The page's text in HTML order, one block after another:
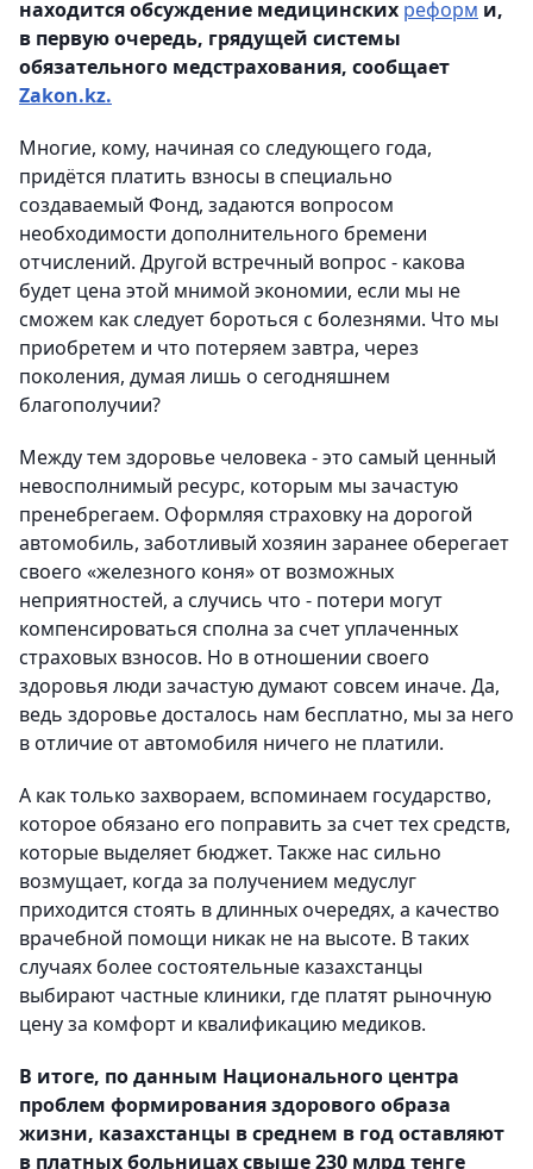
находится обсуждение медицинских реформ и,
в первую очередь, грядущей системы
обязательного медстрахования, сообщает
Zakon.kz.
Многие, кому, начиная со следующего года,
придётся платить взносы в специально
создаваемый Фонд, задаются вопросом
необходимости дополнительного бремени
отчислений. Другой встречный вопрос - какова
будет цена этой мнимой экономии, если мы не
сможем как следует бороться с болезнями. Что мы
приобретем и что потеряем завтра, через
поколения, думая лишь о сегодняшнем
благополучии?
Между тем здоровье человека - это самый ценный
невосполнимый ресурс, которым мы зачастую
пренебрегаем. Оформляя страховку на дорогой
автомобиль, заботливый хозяин заранее оберегает
своего «железного коня» от возможных
неприятностей, а случись что - потери могут
компенсироваться сполна за счет уплаченных
страховых взносов. Но в отношении своего
здоровья люди зачастую думают совсем иначе. Да,
ведь здоровье досталось нам бесплатно, мы за него
в отличие от автомобиля ничего не платили.
А как только захвораем, вспоминаем государство,
которое обязано его поправить за счет тех средств,
которые выделяет бюджет. Также нас сильно
возмущает, когда за получением медуслуг
приходится стоять в длинных очередях, а качество
врачебной помощи никак не на высоте. В таких
случаях более состоятельные казахстанцы
выбирают частные клиники, где платят рыночную
цену за комфорт и квалификацию медиков.
В итоге, по данным Национального центра
проблем формирования здорового образа
жизни, казахстанцы в среднем в год оставляют
в платных больницах свыше 230 млрд тенге